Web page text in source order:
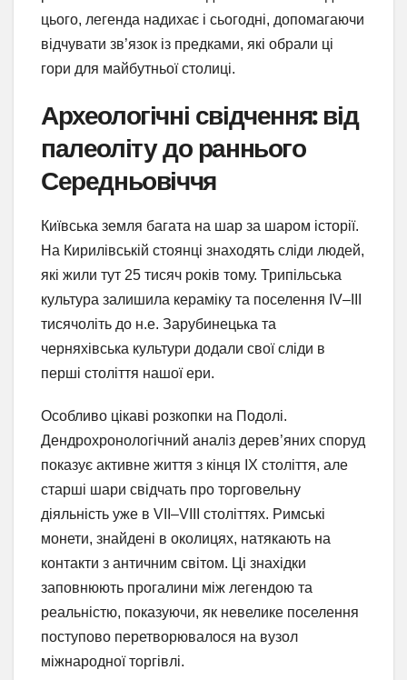
цього, легенда надихає і сьогодні, допомагаючи
відчувати зв’язок із предками, які обрали ці
гори для майбутньої столиці.
Археологічні свідчення: від
палеоліту до раннього
Середньовіччя
Київська земля багата на шар за шаром історії.
На Кирилівській стоянці знаходять сліди людей,
які жили тут 25 тисяч років тому. Трипільська
культура залишила кераміку та поселення IV–III
тисячоліть до н.е. Зарубинецька та
черняхівська культури додали свої сліди в
перші століття нашої ери.
Особливо цікаві розкопки на Подолі.
Дендрохронологічний аналіз дерев’яних споруд
показує активне життя з кінця IX століття, але
старші шари свідчать про торговельну
діяльність уже в VII–VIII століттях. Римські
монети, знайдені в околицях, натякають на
контакти з античним світом. Ці знахідки
заповнюють прогалини між легендою та
реальністю, показуючи, як невелике поселення
поступово перетворювалося на вузол
міжнародної торгівлі.